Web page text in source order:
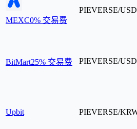
MEXC0% 交易费
PIEVERSE/
BitMart25% 交易费 PIEVERSE/
Upbit PIEVERSE/